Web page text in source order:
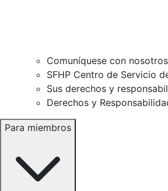
Comuníquese con
SFHP Centro de Servicio
Sus derechos y
Derechos y
Para miembros